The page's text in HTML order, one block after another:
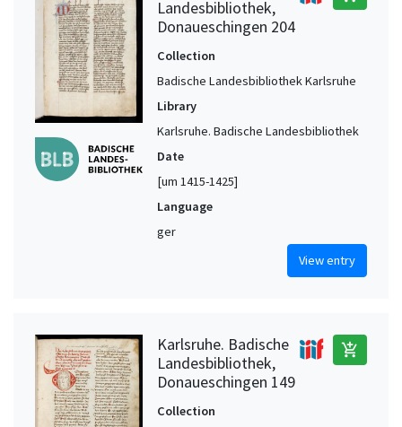
Landesbibliothek,
Donaueschingen 204
Collection
Badische Landesbibliothek Karlsruhe
Library
Karlsruhe. Badische Landesbibliothek
Date
[um 1415-1425]
Language
ger
View entry
Karlsruhe. Badische
Landesbibliothek,
Donaueschingen 149
add_shopping_cart
Collection